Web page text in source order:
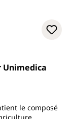
Unimedica
le composé